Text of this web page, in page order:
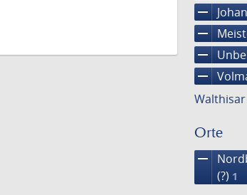
remove
remove
remove
remove
Orte
remove
(?) 1